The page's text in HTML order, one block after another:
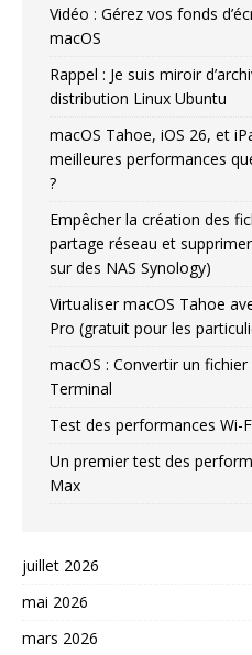
Vidéo : Gérez vos fonds
macOS
Rappel : Je suis miroir
distribution Linux Ubuntu
macOS Tahoe, iOS 26, et
meilleures performances
?
Empêcher la création des
partage réseau et
sur des NAS Synology)
Virtualiser macOS Tahoe
Pro (gratuit pour les
macOS : Convertir un
Terminal
Test des performances Wi-
Un premier test des
Max
juillet 2026
mai 2026
mars 2026